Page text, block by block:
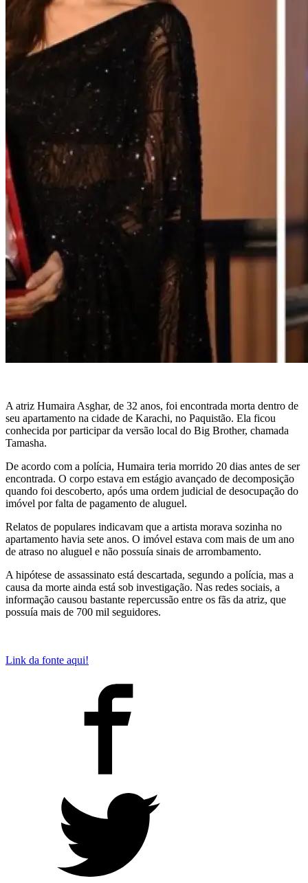
A atriz Humaira Asghar, de 32 anos, foi encontrada morta dentro de
seu apartamento na cidade de Karachi, no Paquistão. Ela ficou
conhecida por participar da versão local do Big Brother, chamada
Tamasha.
De acordo com a polícia, Humaira teria morrido 20 dias antes de ser
encontrada. O corpo estava em estágio avançado de decomposição
quando foi descoberto, após uma ordem judicial de desocupação do
imóvel por falta de pagamento de aluguel.
Relatos de populares indicavam que a artista morava sozinha no
apartamento havia sete anos. O imóvel estava com mais de um ano
de atraso no aluguel e não possuía sinais de arrombamento.
A hipótese de assassinato está descartada, segundo a polícia, mas a
causa da morte ainda está sob investigação. Nas redes sociais, a
informação causou bastante repercussão entre os fãs da atriz, que
possuía mais de 700 mil seguidores.
Link da fonte aqui!